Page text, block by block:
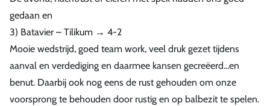
gedaan en
3) Batavier – Tilikum → 4-2
Mooie wedstrijd, goed team work, veel druk gezet tijdens
aanval en verdediging en daarmee kansen gecreëerd...en
benut. Daarbij ook nog eens de rust gehouden om onze
voorsprong te behouden door rustig en op balbezit te spelen.